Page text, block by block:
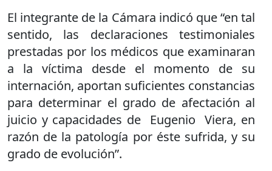
El integrante de la Cámara indicó que “en tal
sentido, las declaraciones testimoniales
prestadas por los médicos que examinaran
a la víctima desde el momento de su
internación, aportan suficientes constancias
para determinar el grado de afectación al
juicio y capacidades de Eugenio Viera, en
razón de la patología por éste sufrida, y su
grado de evolución”.